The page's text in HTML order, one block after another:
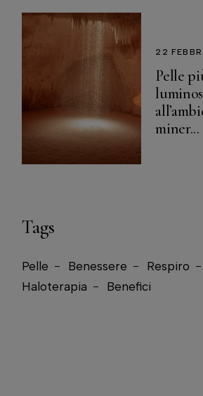
22
Pelle
miner...
Tags
Pelle Benessere Respiro
Haloterapia
Benefici